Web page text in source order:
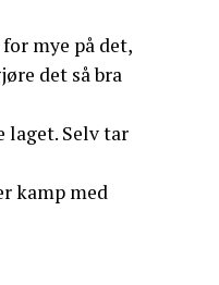
mye på det,
det så bra
laget. Selv tar
kamp med